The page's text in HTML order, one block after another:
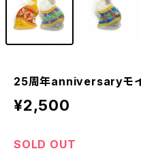
25周年anniversaryモ
¥2,500
SOLD OUT